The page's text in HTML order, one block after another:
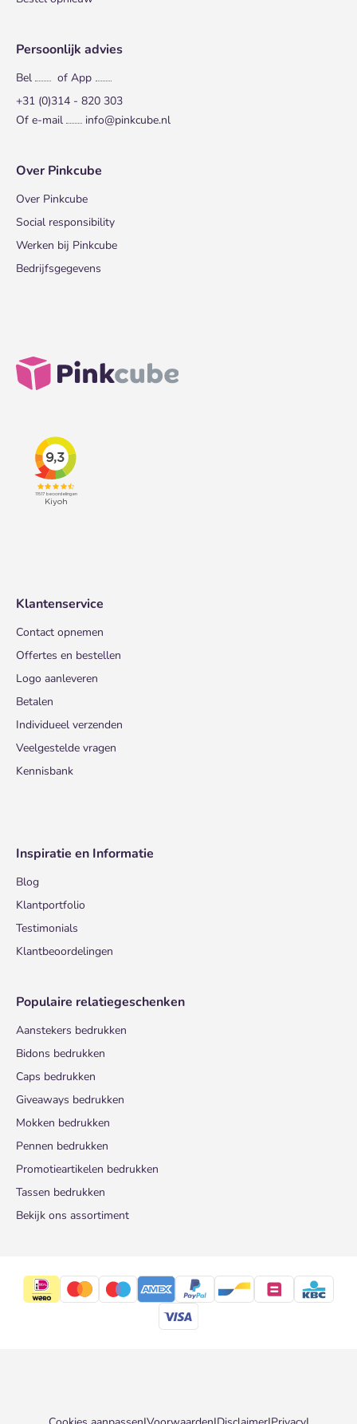
Persoonlijk advies
Bel
of App
+31 (0)314 - 820 303
Of e-mail
info@pinkcube.nl
Over Pinkcube
Over Pinkcube
Social responsibility
Werken bij Pinkcube
Bedrijfsgegevens
Klantenservice
Contact opnemen
Offertes en bestellen
Logo aanleveren
Betalen
Individueel verzenden
Veelgestelde vragen
Kennisbank
Inspiratie en Informatie
Blog
Klantportfolio
Testimonials
Klantbeoordelingen
Populaire relatiegeschenken
Aanstekers bedrukken
Bidons bedrukken
Caps bedrukken
Giveaways bedrukken
Mokken bedrukken
Pennen bedrukken
Promotieartikelen bedrukken
Tassen bedrukken
Bekijk ons assortiment